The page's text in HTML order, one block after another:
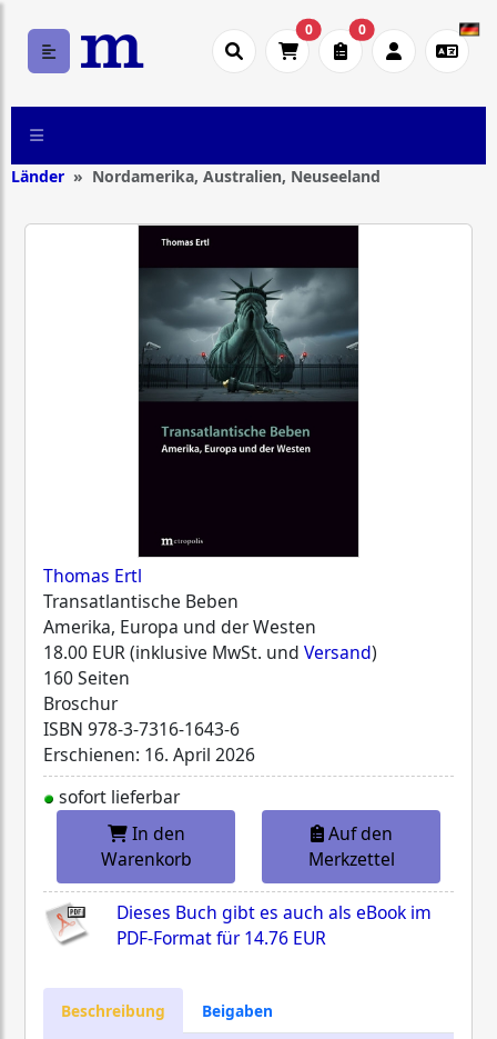
0 0
Länder Nordamerika, Australien, Neuseeland
Thomas Ertl
Transatlantische Beben
Amerika, Europa und der Westen
18.00 EUR (inklusive MwSt. und Versand)
160 Seiten
Broschur
ISBN 978-3-7316-1643-6
Erschienen: 16. April 2026
sofort lieferbar
In den
Warenkorb
Auf den
Merkzettel
Dieses Buch gibt es auch als eBook im
PDF-Format für14.76 EUR
Beschreibung
Beigaben